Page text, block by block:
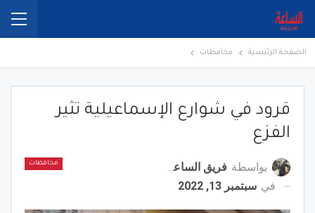
الصفحة الرئيسية محافظات
قرود في شوارع الإسماعيلية تثير
الفزع
محافظات بواسطة فريق الساعة برس
في سبتمبر 13, 2022